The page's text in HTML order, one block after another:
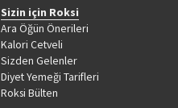
Sizin için Roksi
Ara Öğün Önerileri
Kalori Cetveli
Sizden Gelenler
Diyet Yemeği Tarifleri
Roksi Bülten